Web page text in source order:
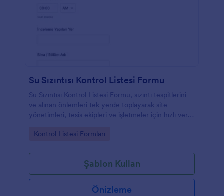
Su Sızıntısı Kontrol Listesi Formu
Su Sızıntısı Kontrol Listesi Formu, sızıntı tespitlerini
ve alınan önlemleri tek yerde toplayarak site
yönetimleri, tesis ekipleri ve işletmeler için hızlı veri
Go to Category:
Kontrol Listesi Formları
Şablon Kullan
Önizleme